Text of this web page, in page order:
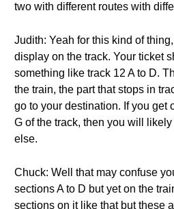
two with different routes with
Judith: Yeah for this kind of
display on the track. Your ticket
something like track 12 A to D.
the train, the part that stops in
go to your destination. If you get
G of the track, then you will
else.
Chuck: Well that may confuse
sections A to D but yet on the
sections on it like that but these